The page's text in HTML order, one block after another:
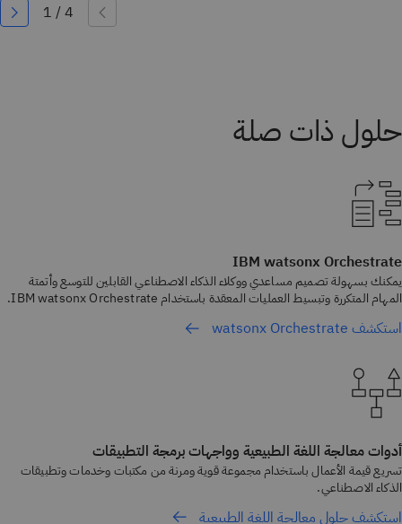
IBM watsonx Orchestrate
يمكنك بسهولة تصميم مساعدي ووكلاء الذكاء الاصطناعي القابلين للتوسع وأتمتة
المهام المتكررة وتبسيط العمليات المعقدة باستخدام IBM watsonx Orchestrate.
استكشف watsonx Orchestrate
أدوات معالجة اللغة الطبيعية وواجهات برمجة التطبيقات
تسريع قيمة الأعمال باستخدام مجموعة قوية ومرنة من مكتبات وخدمات وتطبيقات
الذكاء الاصطناعي.
استكشف حلول معالجة اللغة الطبيعية